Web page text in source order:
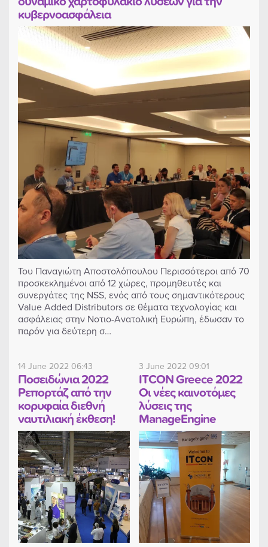
κυβερνοασφάλεια
Του Παναγιώτη Αποστολόπουλου Περισσότεροι από 70
προσκεκλημένοι από 12 χώρες, προμηθευτές και
συνεργάτες της NSS, ενός από τους σημαντικότερους
Value Added Distributors σε θέματα τεχνολογίας και
ασφάλειας στην Νοτιο-Ανατολική Ευρώπη, έδωσαν το
παρόν για δεύτερη σ…
14 June 2022 06:43
Ποσειδώνια 2022
Ρεπορτάζ από την
κορυφαία διεθνή
ναυτιλιακή έκθεση!
3 June 2022 09:01
ITCON Greece 2022
Οι νέες καινοτόμες
λύσεις της
ManageEngine